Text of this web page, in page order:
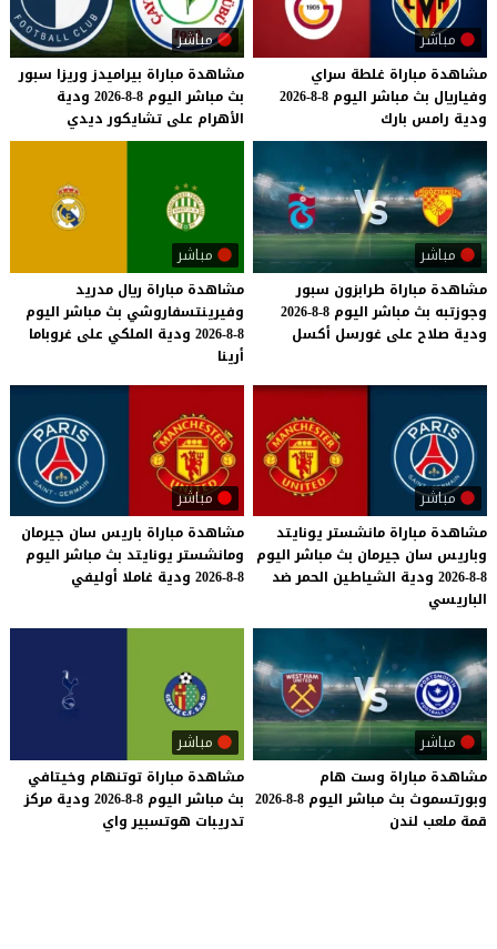
مباشر
مشاهدة مباراة غلطة سراي
وفياريال بث مباشر اليوم 8-8-2026
ودية رامس بارك
مباشر
مشاهدة مباراة بيراميدز وريزا سبور
بث مباشر اليوم 8-8-2026
ودية
الأهرام على تشايكور ديدي
مباشر
مشاهدة مباراة طرابزون سبور
وجوزتبه بث مباشر اليوم 8-8-2026
ودية صلاح على غورسل أكسل
مباشر
مشاهدة مباراة ريال مدريد
وفيرينتسفاروشي بث مباشر اليوم
8-8-2026 ودية الملكي على غروباما
أرينا
مباشر
مشاهدة مباراة مانشستر يونايتد
وباريس سان جيرمان بث مباشر اليوم
8-8-2026 ودية الشياطين الحمر ضد
الباريسي
مباشر
مشاهدة مباراة باريس سان جيرمان
ومانشستر يونايتد بث مباشر اليوم
8-8-2026
ودية غاملا أوليفي
مباشر
مشاهدة مباراة وست هام
وبورتسموث بث مباشر اليوم 8-8-2026
قمة ملعب لندن
مباشر
مشاهدة مباراة توتنهام وخيتافي
بث مباشر اليوم 8-8-2026 ودية مركز
تدريبات هوتسبير واي